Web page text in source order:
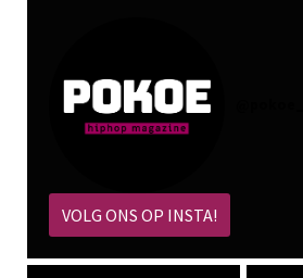
VOLG ONS OP INSTA!